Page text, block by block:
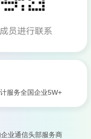
服务全国企业5W+
业通信头部服务商